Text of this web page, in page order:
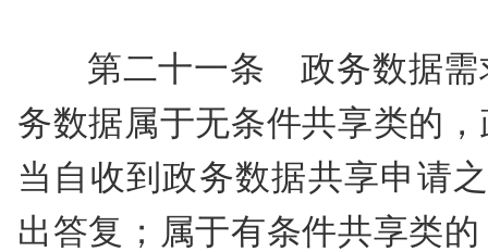
第二十一条 政务数据需
务数据属于无条件共享类的
当自收到政务数据共享申请
出答复；属于有条件共享类